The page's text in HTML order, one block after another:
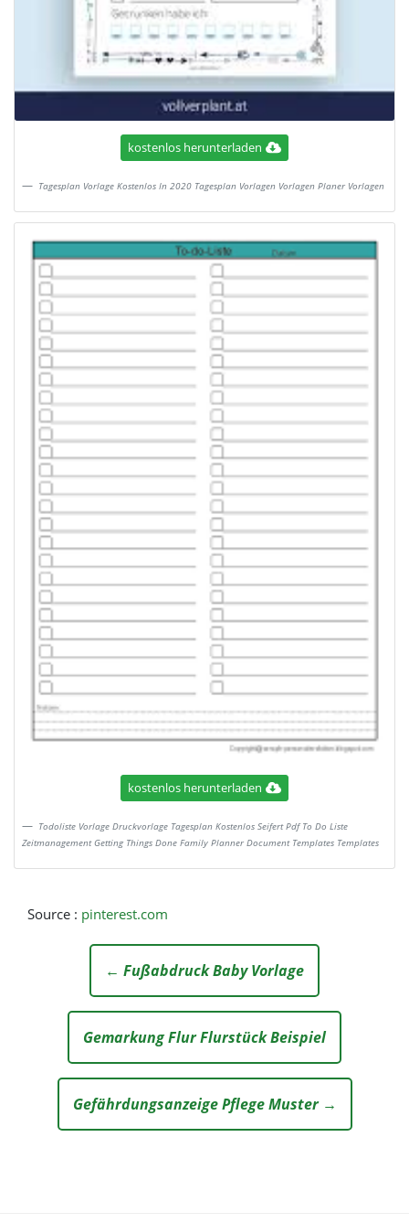
kostenlos herunterladen
Tagesplan Vorlage Kostenlos In 2020 Tagesplan Vorlagen Vorlagen Planer Vorlagen
kostenlos herunterladen
Todoliste Vorlage Druckvorlage Tagesplan Kostenlos Seifert Pdf To Do Liste
Zeitmanagement Getting Things Done Family Planner Document Templates Templates
Source : pinterest.com
← Fußabdruck Baby Vorlage
Gemarkung Flur Flurstück Beispiel
Gefährdungsanzeige Pflege Muster →